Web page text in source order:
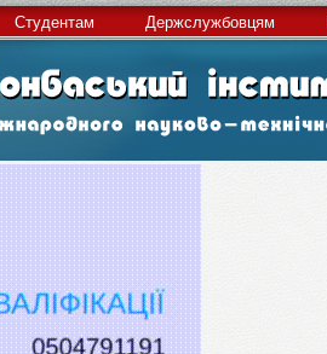
Студентам Держслужбовцям